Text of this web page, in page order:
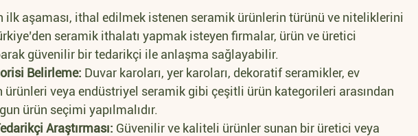
ilk aşaması, ithal edilmek istenen seramik ürünlerin türünü ve niteliklerini
seramik ithalatı yapmak isteyen firmalar, ürün ve üretici
güvenilir bir tedarikçi ile anlaşma sağlayabilir.
Belirleme: Duvar karoları, yer karoları, dekoratif seramikler, ev
ürünleri veya endüstriyel seramik gibi çeşitli ürün kategorileri arasından
ürün seçimi yapılmalıdır.
Araştırması: Güvenilir ve kaliteli ürünler sunan bir üretici veya